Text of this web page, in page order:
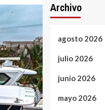
Archivo
agosto 2026
julio 2026
junio 2026
mayo 2026